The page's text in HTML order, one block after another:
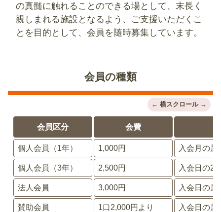
の真髄に触れることのできる場として、末長く
親しまれる施設となるよう、ご支援いただくこ
とを目的として、会員を随時募集しています。
会員の種類
会員区分 会費
個人会員（1年） 1,000円 入会月の
個人会員（3年） 2,500円 入会日の2
法人会員 3,000円 入会日の
賛助会員 1口2,000円より 入会日の